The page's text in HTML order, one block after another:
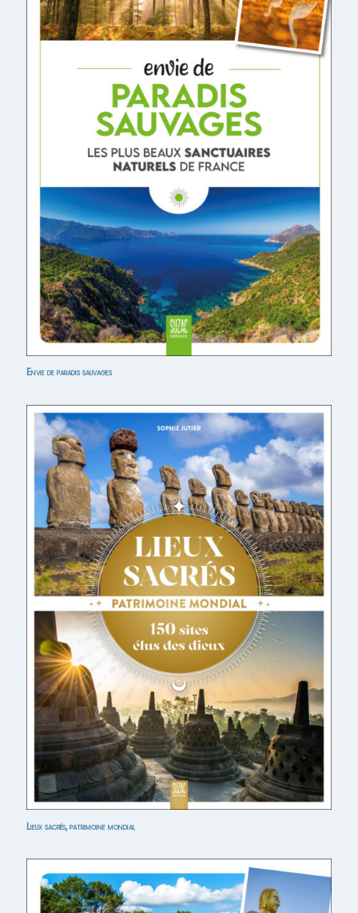
Envie de paradis sauvages
Lieux sacrés, patrimoine mondial